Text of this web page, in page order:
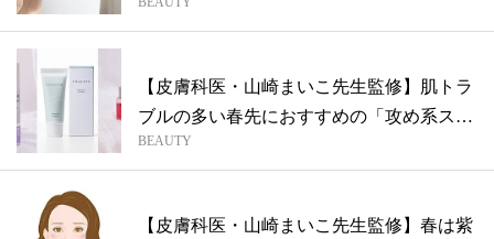
ム
【皮膚科医・山崎まいこ先生監修】肌トラ
ブルの多い春先におすすめの「攻め系スキ
ンケ...
BEAUTY
【皮膚科医・山崎まいこ先生監修】春は紫